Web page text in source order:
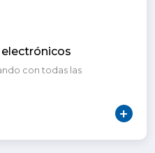
con todas las